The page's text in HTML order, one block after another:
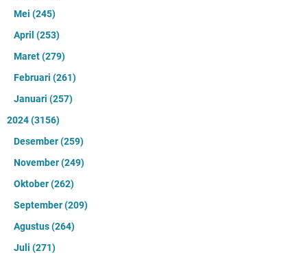
Mei (245)
April (253)
Maret(279)
Februari (261)
Januari (257)
2024(3156)
Desember(259)
November(249)
Oktober(262)
September(209)
Agustus(264)
Juli (271)